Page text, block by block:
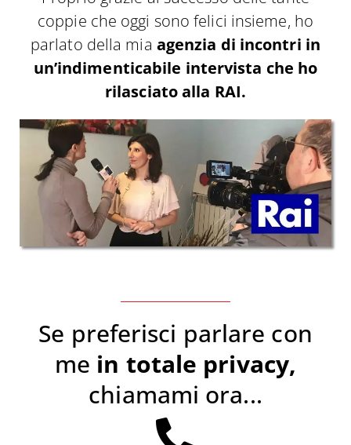
coppie che oggi sono felici insieme, ho
parlato della mia agenzia di incontri in
un’indimenticabile intervista che ho
rilasciato alla RAI.
Se preferisci parlare con
me in totale privacy,
chiamami ora...